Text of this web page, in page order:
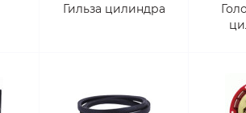
Гильза цилиндра